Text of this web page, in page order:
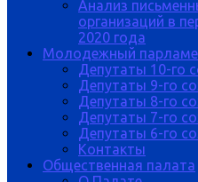
Анализ
организаций в
2020 года
Молодежный
Депутаты 10-го
Депутаты 9-го
Депутаты 8-го
Депутаты 7-го
Депутаты 6-го
Контакты
Общественная палата